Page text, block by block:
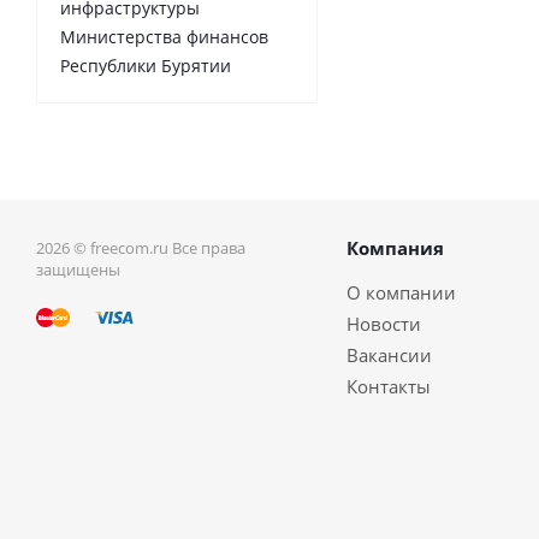
инфраструктуры
Министерства финансов
Республики Бурятии
2026 © freecom.ru Все права
защищены
Компания
О компании
Новости
Вакансии
Контакты